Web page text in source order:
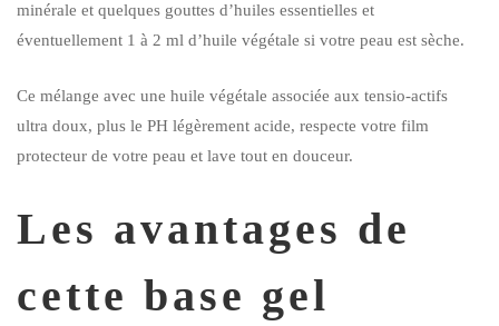
minérale et quelques gouttes d’huiles essentielles et
éventuellement 1 à 2 ml d’huile végétale si votre peau est sèche.
Ce mélange avec une huile végétale associée aux tensio-actifs
ultra doux, plus le PH légèrement acide, respecte votre film
protecteur de votre peau et lave tout en douceur.
Les avantages de
cette base gel